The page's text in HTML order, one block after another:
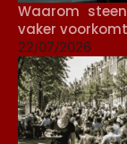
Waarom
vaker voorkomt
22/07/2026